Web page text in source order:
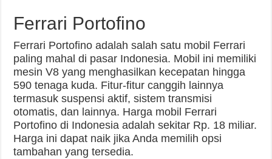
Ferrari Portofino
Ferrari Portofino adalah salah satu mobil Ferrari
paling mahal di pasar Indonesia. Mobil ini memiliki
mesin V8 yang menghasilkan kecepatan hingga
590 tenaga kuda. Fitur-fitur canggih lainnya
termasuk suspensi aktif, sistem transmisi
otomatis, dan lainnya. Harga mobil Ferrari
Portofino di Indonesia adalah sekitar Rp. 18 miliar.
Harga ini dapat naik jika Anda memilih opsi
tambahan yang tersedia.